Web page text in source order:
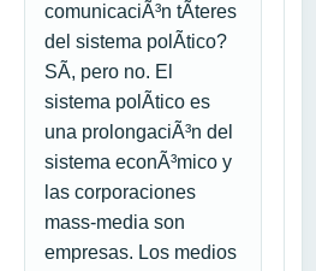
comunicaciÃ³n tÃ­teres
del sistema polÃ­tico?
SÃ­, pero no. El
sistema polÃ­tico es
una prolongaciÃ³n del
sistema econÃ³mico y
las corporaciones
mass-media son
empresas. Los medios